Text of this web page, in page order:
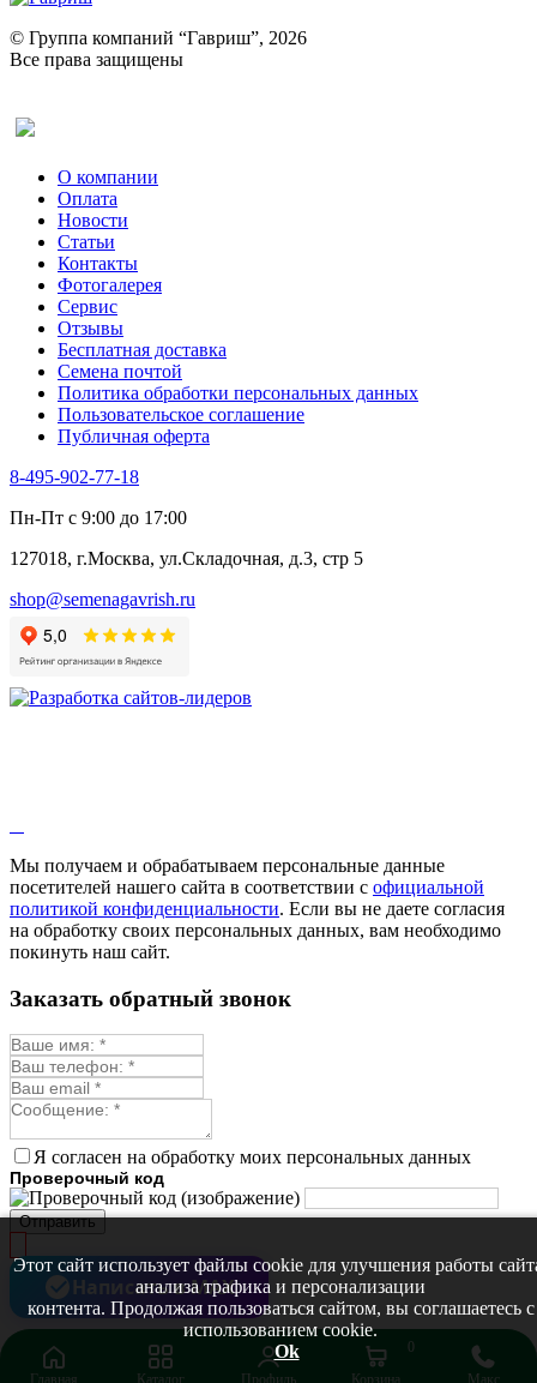
Ревень
Рукола
Рута
Тмин
Трава для чая
Туласи
Укроп
Фенхель пряный
Хризантема овощная
Цикорий пряный
Цикорий салатный (Витлуф)
Черемша
Шпинат
Щавель
Эндивий
Эстрагон
Алтей
Бессмертник
Валериана
Валерианелла
Гибискус лекарственный
Девясил
Душица
Змееголовник
Мыльнянка
Мята
Овсяный корень
Огуречная трава
Пустырник
Репешок
Синюха
Смесь лекарственных
Стевия
Тимьян ползучий (чабрец)
Фенхель лекарственный
Цикорий лекарственный
Череда лекарственная
Чернокорень
Шалфей
Семена ягод
Брусника
Голубика
© Группа компаний “Гавриш”, 2026
Все права защищены
О компании
Оплата
Новости
Статьи
Контакты
Фотогалерея​
Сервис
Отзывы
Бесплатная доставка
Семена почтой
Политика обработки персональных данных
Пользовательское соглашение
Публичная оферта
8-495-902-77-18
Пн-Пт с 9:00 до 17:00
127018, г.Москва, ул.Складочная, д.3, стр 5
shop@semenagavrish.ru
Мы получаем и обрабатываем персональные данные
посетителей нашего сайта в соответствии с официальной
политикой конфиденциальности. Если вы не даете согласия
на обработку своих персональных данных, вам необходимо
покинуть наш сайт.
Этот сайт использует файлы cookie для улучшения работы
анализа трафика и персонализации
контента. Продолжая пользоваться сайтом, вы соглашаетесь с
использованием cookie.
Ok
Заказать обратный звонок
Я согласен на обработку моих персональных данных
Проверочный код
Отправить
Главная Каталог Профиль
0
Корзина
Макс
Написать в MAX